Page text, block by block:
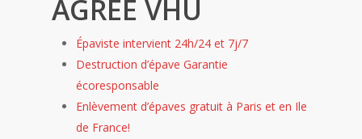
AGRÉÉ VHU
Épaviste intervient 24h/24 et 7j/7
Destruction d’épave Garantie
écoresponsable
Enlèvement d’épaves gratuit à Paris et en Ile
de France!